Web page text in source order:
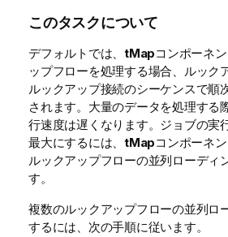
このタスクについて
デフォルトでは、 tMapコンポーネ
ップフローを処理する場合、ルック
ルックアップ接続のシーケンスで順
されます。大量のデータを処理する
行速度は遅くなります。ジョブの実
最大にするには、 tMapコンポーネ
ルックアップフローの並列ローディ
す。
複数のルックアップフローの並列ロ
するには、次の手順に従います。